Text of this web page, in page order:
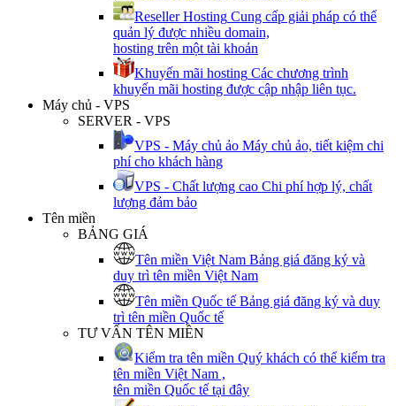
Reseller Hosting Cung cấp giải pháp có thể
quản lý được nhiều domain,
hosting trên một tài khoản
Khuyến mãi hosting Các chương trình
khuyến mãi hosting được cập nhập liên tục.
Máy chủ - VPS
SERVER - VPS
VPS - Máy chủ ảo Máy chủ ảo, tiết kiệm chi
phí cho khách hàng
VPS - Chất lượng cao Chi phí hợp lý, chất
lượng đảm bảo
Tên miền
BẢNG GIÁ
Tên miền Việt Nam Bảng giá đăng ký và
duy trì tên miền Việt Nam
Tên miền Quốc tế Bảng giá đăng ký và duy
trì tên miền Quốc tế
TƯ VẤN TÊN MIỀN
Kiểm tra tên miền Quý khách có thể kiểm tra
tên miền Việt Nam ,
tên miền Quốc tế tại đây